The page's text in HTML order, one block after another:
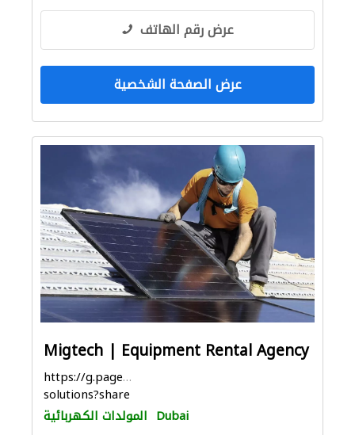
عرض رقم الهاتف
عرض الصفحة الشخصية
Migtech | Equipment Rental Agency
https://g.page/Migtech-
solutions?share
المولدات الكهربائية Dubai